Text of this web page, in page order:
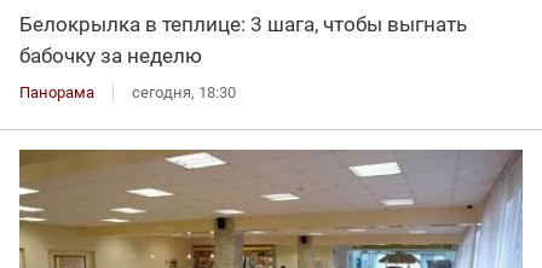
Белокрылка в теплице: 3 шага, чтобы выгнать
бабочку за неделю
Панорама сегодня, 18:30